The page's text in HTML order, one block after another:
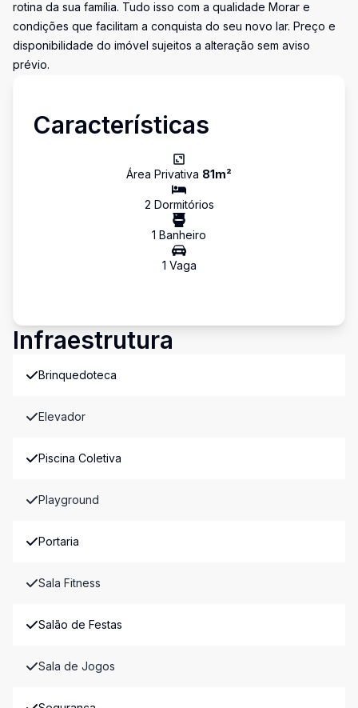
rotina da sua família. Tudo isso com a qualidade Morar e
condições que facilitam a conquista do seu novo lar. Preço e
disponibilidade do imóvel sujeitos a alteração sem aviso
prévio.
Características
Área Privativa 81m²
2 Dormitórios
1 Banheiro
1 Vaga
Infraestrutura
Brinquedoteca
Elevador
Piscina Coletiva
Playground
Portaria
Sala Fitness
Salão de Festas
Sala de Jogos